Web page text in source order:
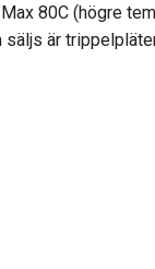
80C (högre
säljs är